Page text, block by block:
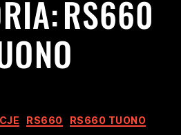
RS660
RS660 RS660 TUONO